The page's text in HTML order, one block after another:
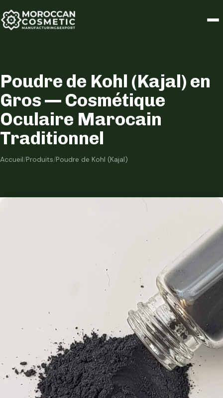
Poudre de Kohl (Kajal) en
Gros — Cosmétique
Oculaire Marocain
Traditionnel
Accueil/Produits/Poudre de Kohl (Kajal)